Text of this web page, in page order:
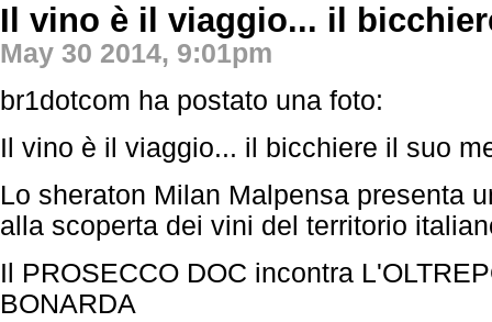
Il vino è il viaggio... il
May 30 2014, 9:01pm
br1dotcom ha postato una foto:
Il vino è il viaggio... il bicchiere il suo
Lo sheraton Milan Malpensa presenta
alla scoperta dei vini del territorio
Il PROSECCO DOC incontra
BONARDA